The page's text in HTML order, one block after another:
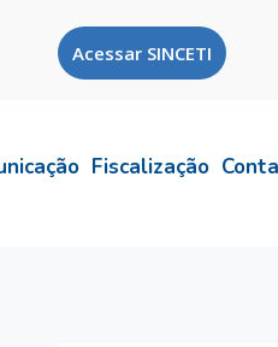
Acessar SINCETI
Fiscalização